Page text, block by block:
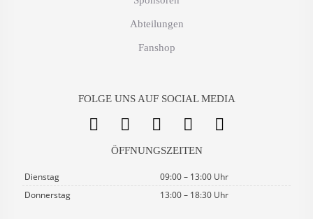
Abteilungen
Fanshop
FOLGE UNS AUF SOCIAL MEDIA
ÖFFNUNGSZEITEN
Dienstag
09:00 – 13:00 Uhr
Donnerstag
13:00 – 18:30 Uhr